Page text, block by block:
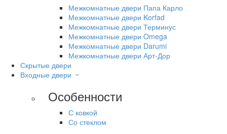
Межкомнатные двери Папа Карло
Межкомнатные двери Korfad
Межкомнатные двери Терминус
Межкомнатные двери Omega
Межкомнатные двери Darumi
Межкомнатные двери Арт-Дор
Скрытые двери
Входные двери
Особенности
С ковкой
Со стеклом